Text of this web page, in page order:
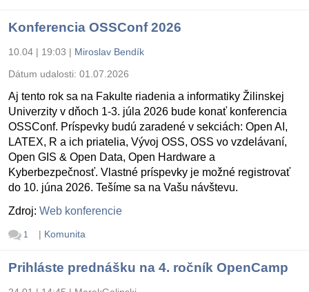
Konferencia OSSConf 2026
10.04 | 19:03 | Miroslav Bendík
Dátum udalosti: 01.07.2026
Aj tento rok sa na Fakulte riadenia a informatiky Žilinskej
Univerzity v dňoch 1-3. júla 2026 bude konať konferencia
OSSConf. Príspevky budú zaradené v sekciách: Open AI,
LATEX, R a ich priatelia, Vývoj OSS, OSS vo vzdelávaní,
Open GIS & Open Data, Open Hardware a
Kyberbezpečnosť. Vlastné príspevky je možné registrovať
do 10. júna 2026. Tešíme sa na Vašu návštevu.
Zdroj: Web konferencie
1 | Komunita
Prihláste prednášku na 4. ročník OpenCamp